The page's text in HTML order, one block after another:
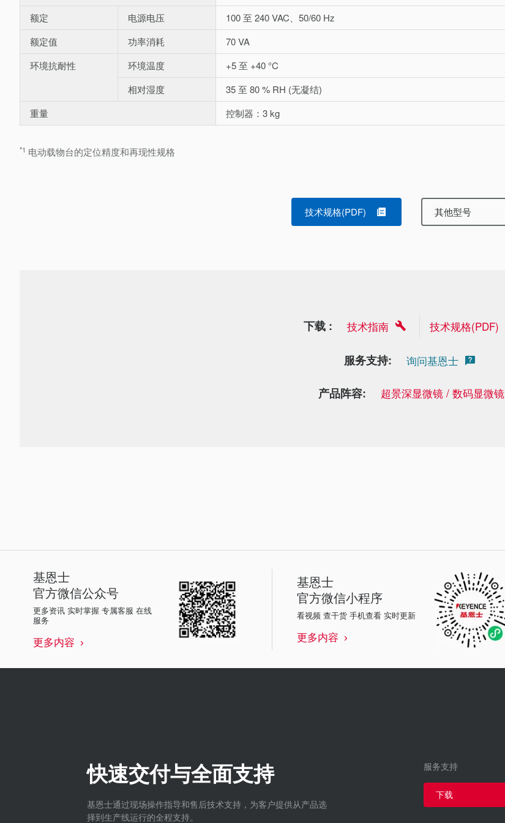
额定
电源电压
100 至 240 VAC、50/60 Hz
额定值
功率消耗
70 VA
环境抗耐性
环境温度
+5 至 +40 °C
相对湿度
35 至 80 % RH (无凝结)
重量
控制器：3 kg
*1 电动载物台的定位精度和再现性规格
技术规格(PDF) 其他型号
下载 : 技术指南 技术规格(PDF)
服务支持: 询问基恩士
产品阵容: 超景深显微镜 / 数码显微镜
基恩士
官方微信公众号
更多资讯 实时掌握 专属客服 在线
服务
更多内容
基恩士
官方微信小程序
看视频 查干货 手机查看 实时更新
更多内容
快速交付与全面支持
基恩士通过现场操作指导和售后技术支持，为客户提供从产品选
择到生产线运行的全程支持。
服务支持
下载